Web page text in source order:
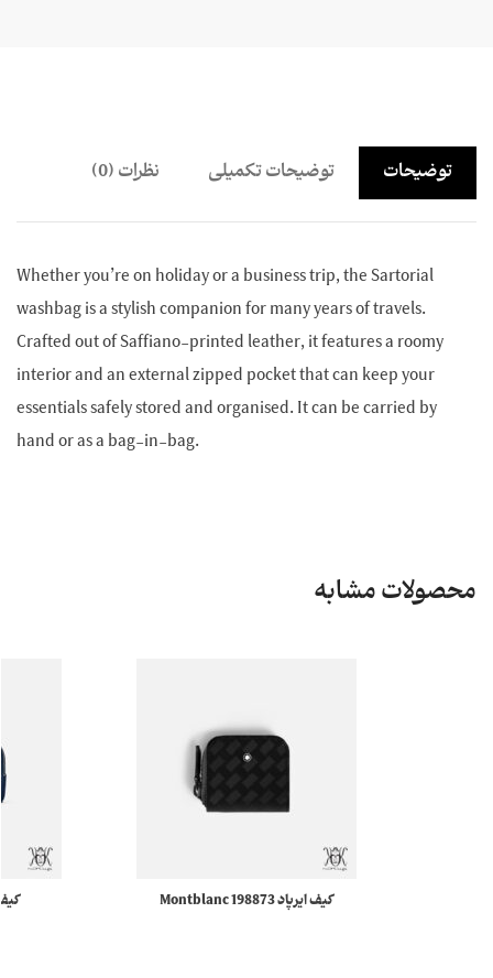
توضیحات توضیحات تکمیلی نظرات (0)
Whether you’re on holiday or a business trip, the Sartorial
washbag is a stylish companion for many years of travels.
Crafted out of Saffiano-printed leather, it features a roomy
interior and an external zipped pocket that can keep your
essentials safely stored and organised. It can be carried by
hand or as a bag-in-bag.
محصولات مشابه
کیف ایرپاد 198873 Montblanc